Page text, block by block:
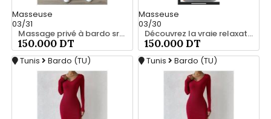
Masseuse
03/31
Massage privé à bardo srd 55066248
150.000 DT
Masseuse
03/30
Découvrez la vraie relaxation pour les hommes srd à bardo 20466285
150.000 DT
Tunis Bardo (TU) Tunis Bardo (TU)